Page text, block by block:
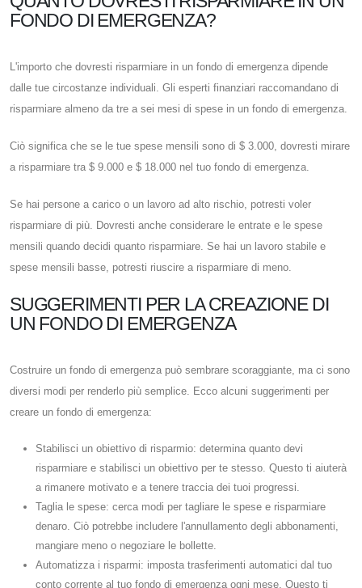
FONDO DI EMERGENZA?
L'importo che dovresti risparmiare in un fondo di emergenza dipende
dalle tue circostanze individuali. Gli esperti finanziari raccomandano di
risparmiare almeno da tre a sei mesi di spese in un fondo di emergenza.
Ciò significa che se le tue spese mensili sono di $ 3.000, dovresti mirare
a risparmiare tra $ 9.000 e $ 18.000 nel tuo fondo di emergenza.
Se hai persone a carico o un lavoro ad alto rischio, potresti voler
risparmiare di più. Dovresti anche considerare le entrate e le spese
mensili quando decidi quanto risparmiare. Se hai un lavoro stabile e
spese mensili basse, potresti riuscire a risparmiare di meno.
SUGGERIMENTI PER LA CREAZIONE DI
UN FONDO DI EMERGENZA
Costruire un fondo di emergenza può sembrare scoraggiante, ma ci sono
diversi modi per renderlo più semplice. Ecco alcuni suggerimenti per
creare un fondo di emergenza:
Stabilisci un obiettivo di risparmio: determina quanto devi
risparmiare e stabilisci un obiettivo per te stesso. Questo ti aiuterà
a rimanere motivato e a tenere traccia dei tuoi progressi.
Taglia le spese: cerca modi per tagliare le spese e risparmiare
denaro. Ciò potrebbe includere l'annullamento degli abbonamenti,
mangiare meno o negoziare le bollette.
Automatizza i risparmi: imposta trasferimenti automatici dal tuo
conto corrente al tuo fondo di emergenza ogni mese. Questo ti